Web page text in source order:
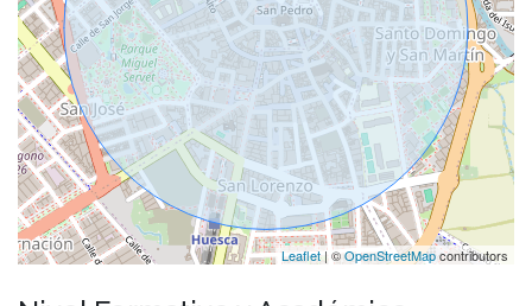
Leaflet| ©OpenStreetMapcontributors